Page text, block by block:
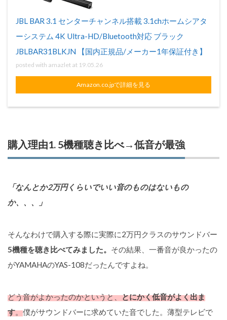
JBL BAR 3.1 センターチャンネル搭載 3.1chホームシアタ
ーシステム 4K Ultra-HD/Bluetooth対応 ブラック
JBLBAR31BLKJN 【国内正規品/メーカー1年保証付き】
posted with amazlet at 19.05.26
Amazon.co.jpで詳細を見る
購入理由1. 5機種聴き比べ→低音が最強
「なんとか2万円くらいでいい音のものはないもの
か、、、」
そんなわけで購入する際に実際に2万円クラスのサウンドバー
5機種を聴き比べてみました。 その結果、一番音が良かったの
がYAMAHAのYAS-108だったんですよね。
どう音がよかったのかというと、とにかく低音がよく出ま
す。僕がサウンドバーに求めていた音でした。薄型テレビで